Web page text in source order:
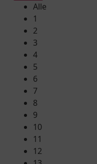
Alle
1
2
3
4
5
6
7
8
9
10
11
12